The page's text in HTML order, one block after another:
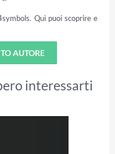
Qui puoi scoprire e
AUTORE
interessarti